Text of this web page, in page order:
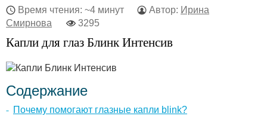
Время чтения: ~4 минут Автор: Ирина
Смирнова
3295
Капли для глаз Блинк Интенсив
Содержание
Почему помогают глазные капли blink?